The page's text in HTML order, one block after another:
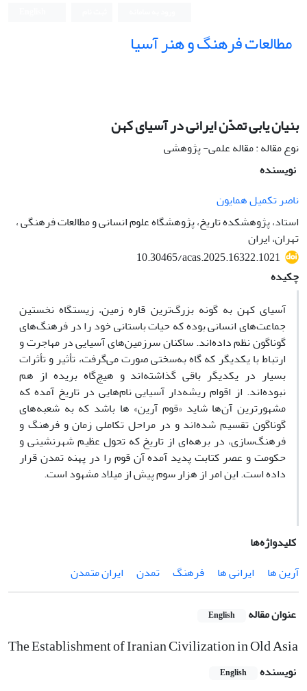
مطالعات فرهنگ و هنر آسیا
بنیان یابی تمدّن ایرانی در آسیای کهن
نوع مقاله : مقاله علمی- پژوهشی
نویسنده
ناصر تکمیل همایون
استاد، پژوهشکده تاریخ، پژوهشگاه علوم انسانی و مطالعات فرهنگی ،
تهران، ایران
10.30465/acas.2025.16322.1021
چکیده
آسیای کهن به گونه بزرگ‌ترین قاره زمین، زیستگاه نخستین
جماعت‌های انسانی بوده که حیات باستانی خود را در فرهنگ‌های
گوناگون نظم داده‌اند. ساکنان سرزمین‌های آسیایی در مهاجرت و
ارتباط با یکدیگر که گاه به‌سختی صورت می‌گرفت، تأثیر و تأثرات
بسیار در یکدیگر باقی گذاشته‌اند و هیچ‌گاه بریده از هم
نبوده‌اند. از اقوام ریشه‌دار آسیایی نام‌هایی در تاریخ آمده که
مشهورترین آن‌ها شاید «قوم آرین» ها باشد که به شعبه‌های
گوناگون تقسیم شده‌اند و در مراحل تکاملی زمان و فرهنگ و
فرهنگ‌سازی، در برهه‌ای از تاریخ که تحول عظیم شهرنشینی و
حکومت و عصر کتابت پدید آمده آن قوم را در پهنه تمدن قرار
داده است. این امر از هزار سوم پیش از میلاد مشهود است.
کلیدواژه‌ها
آرین ها
ایرانی ها فرهنگ تمدن ایران متمدن
عنوان مقاله English
The Establishment of Iranian Civilization in Old Asia
نویسنده English